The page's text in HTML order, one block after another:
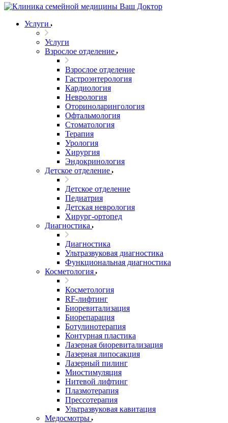
Услуги
Услуги
Взрослое отделение
Взрослое отделение
Гастроэнтерология
Кардиология
Неврология
Оториноларингология
Офтальмология
Стоматология
Терапия
Урология
Хирургия
Эндокринология
Детское отделение
Детское отделение
Педиатрия
Детская неврология
Хирург-ортопед
Диагностика
Диагностика
Ультразвуковая диагностика
Функциональная диагностика
Косметология
Косметология
RF-лифтинг
Биоревитализация
Биорепарация
Ботулинотерапия
Контурная пластика
Лазерная биоревитализация
Лазерная липосакция
Лазерный пилинг
Миостимуляция
Нитевой лифтинг
Плазмотерапия
Прессотерапия
Ультразвуковая кавитация
Медосмотры